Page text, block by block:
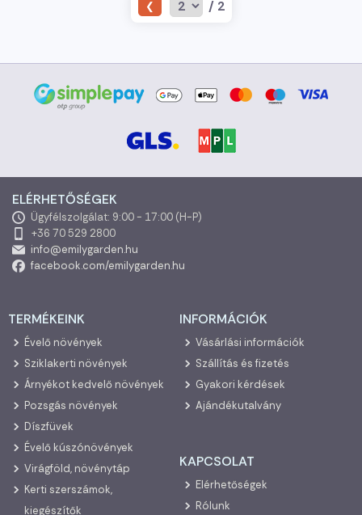
/ 2
ELÉRHETŐSÉGEK
Ügyfélszolgálat: 9:00 - 17:00 (H-P)
+36 70 529 2800
info@emilygarden.hu
facebook.com/emilygarden.hu
TERMÉKEINK
Évelő növények
Sziklakerti növények
Árnyékot kedvelő növények
Pozsgás növények
Díszfüvek
Évelő kúszónövények
Virágföld, növénytáp
Kerti szerszámok,
kiegészítők
INFORMÁCIÓK
Vásárlási információk
Szállítás és fizetés
Gyakori kérdések
Ajándékutalvány
KAPCSOLAT
Elérhetőségek
Rólunk